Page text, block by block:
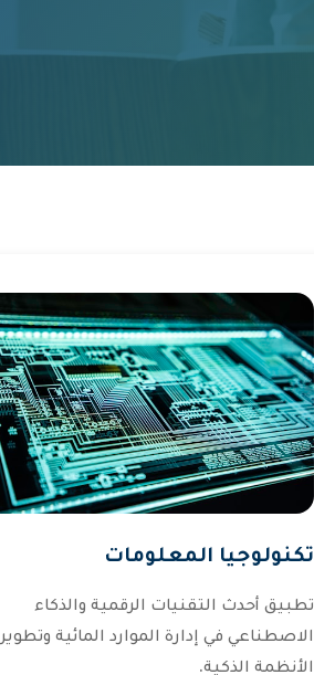
تكنولوجيا المعلومات
تطبيق أحدث التقنيات الرقمية والذكاء
الاصطناعي في إدارة الموارد المائية وتطوير
الأنظمة الذكية.